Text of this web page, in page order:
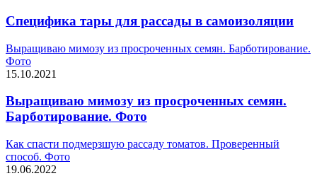
Специфика тары для рассады в самоизоляции
Выращиваю мимозу из просроченных семян. Барботирование.
Фото
15.10.2021
Выращиваю мимозу из просроченных семян.
Барботирование. Фото
Как спасти подмерзшую рассаду томатов. Проверенный
способ. Фото
19.06.2022